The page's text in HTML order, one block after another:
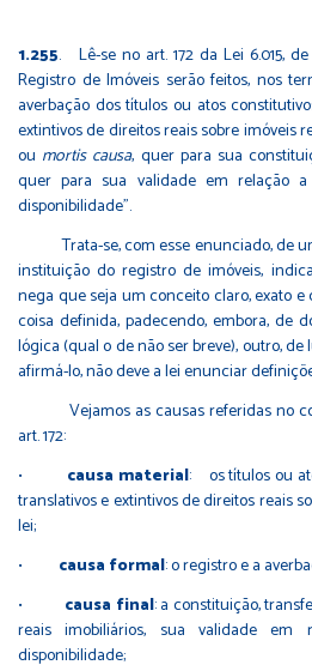
Des.
1.255. Lê-se no art. 172 da Lei 6.015,
Registro de Imóveis serão feitos, nos
averbação dos títulos ou atos
extintivos de direitos reais sobre imóveis
ou mortis causa, quer para sua
quer para sua validade em relação
disponibilidade”.
Trata-se, com esse enunciado, de
instituição do registro de imóveis,
nega que seja um conceito claro, exato
coisa definida, padecendo, embora, de
lógica (qual o de não ser breve), outro,
afirmá-lo, não deve a lei enunciar
Vejamos as causas referidas no
art. 172:
• causa material: os títulos ou
translativos e extintivos de direitos reais
lei;
• causa formal: o registro e a
• causa final: a constituição,
reais imobiliários, sua validade em
disponibilidade;